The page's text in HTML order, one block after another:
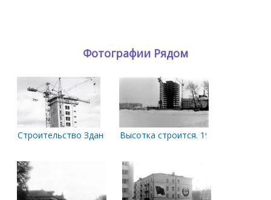
Фотографии Рядом
Строительство Здания проектных организаций, пл. Ленина,
Высотка строится. 1975 год